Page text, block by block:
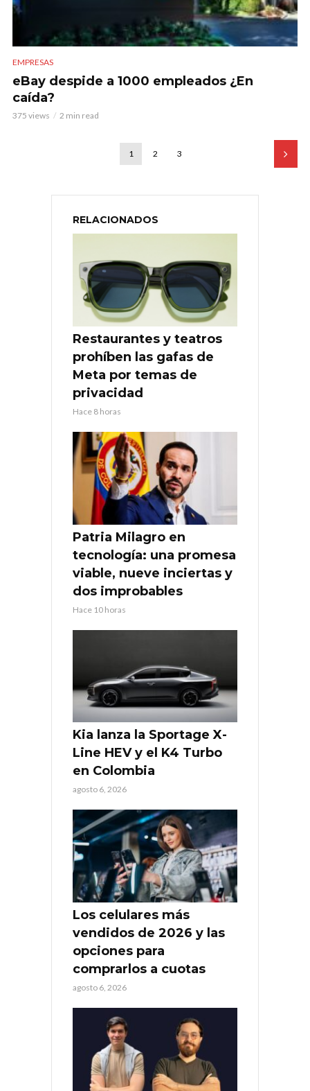
EMPRESAS
eBay despide a 1000 empleados ¿En
caída?
375 views 2 min read
1 2 3
RELACIONADOS
Restaurantes y teatros
prohíben las gafas de
Meta por temas de
privacidad
Hace 8 horas
Patria Milagro en
tecnología: una promesa
viable, nueve inciertas y
dos improbables
Hace 10 horas
Kia lanza la Sportage X-
Line HEV y el K4 Turbo
en Colombia
agosto 6, 2026
Los celulares más
vendidos de 2026 y las
opciones para
comprarlos a cuotas
agosto 6, 2026